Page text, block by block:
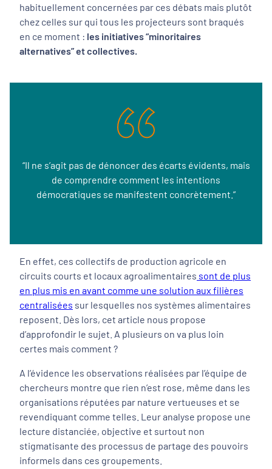
habituellement concernées par ces débats mais plutôt
chez celles sur qui tous les projecteurs sont braqués
en ce moment : les initiatives “minoritaires
alternatives” et collectives.
“Il ne s’agit pas de dénoncer des écarts évidents, mais
de comprendre comment les intentions
démocratiques se manifestent concrètement.”
En effet, ces collectifs de production agricole en
circuits courts et locaux agroalimentaires sont de plus
en plus mis en avant comme une solution aux filières
centralisées sur lesquelles nos systèmes alimentaires
reposent. Dès lors, cet article nous propose
d’approfondir le sujet. A plusieurs on va plus loin
certes mais comment ?
A l’évidence les observations réalisées par l’équipe de
chercheurs montre que rien n’est rose, même dans les
organisations réputées par nature vertueuses et se
revendiquant comme telles. Leur analyse propose une
lecture distanciée, objective et surtout non
stigmatisante des processus de partage des pouvoirs
informels dans ces groupements.